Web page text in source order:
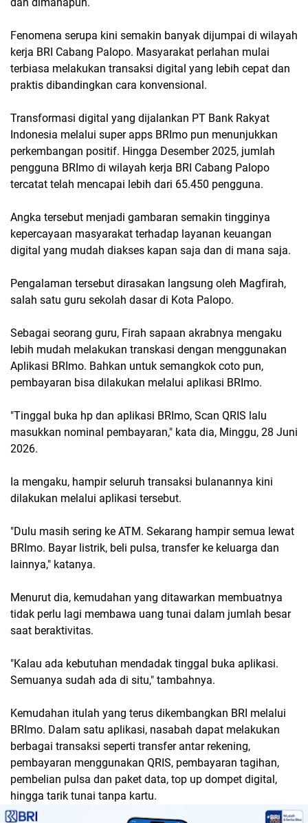
Fenomena serupa kini semakin banyak dijumpai di wilayah
kerja BRI Cabang Palopo. Masyarakat perlahan mulai
terbiasa melakukan transaksi digital yang lebih cepat dan
praktis dibandingkan cara konvensional.
Transformasi digital yang dijalankan PT Bank Rakyat
Indonesia melalui super apps BRImo pun menunjukkan
perkembangan positif. Hingga Desember 2025, jumlah
pengguna BRImo di wilayah kerja BRI Cabang Palopo
tercatat telah mencapai lebih dari 65.450 pengguna.
Angka tersebut menjadi gambaran semakin tingginya
kepercayaan masyarakat terhadap layanan keuangan
digital yang mudah diakses kapan saja dan di mana saja.
Pengalaman tersebut dirasakan langsung oleh Magfirah,
salah satu guru sekolah dasar di Kota Palopo.
Sebagai seorang guru, Firah sapaan akrabnya mengaku
lebih mudah melakukan transkasi dengan menggunakan
Aplikasi BRImo. Bahkan untuk semangkok coto pun,
pembayaran bisa dilakukan melalui aplikasi BRImo.
"Tinggal buka hp dan aplikasi BRImo, Scan QRIS lalu
masukkan nominal pembayaran," kata dia, Minggu, 28 Juni
2026.
Ia mengaku, hampir seluruh transaksi bulanannya kini
dilakukan melalui aplikasi tersebut.
"Dulu masih sering ke ATM. Sekarang hampir semua lewat
BRImo. Bayar listrik, beli pulsa, transfer ke keluarga dan
lainnya," katanya.
Menurut dia, kemudahan yang ditawarkan membuatnya
tidak perlu lagi membawa uang tunai dalam jumlah besar
saat beraktivitas.
"Kalau ada kebutuhan mendadak tinggal buka aplikasi.
Semuanya sudah ada di situ," tambahnya.
Kemudahan itulah yang terus dikembangkan BRI melalui
BRImo. Dalam satu aplikasi, nasabah dapat melakukan
berbagai transaksi seperti transfer antar rekening,
pembayaran menggunakan QRIS, pembayaran tagihan,
pembelian pulsa dan paket data, top up dompet digital,
hingga tarik tunai tanpa kartu.